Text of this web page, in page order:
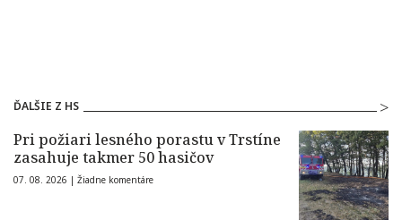
ĎALŠIE Z HS
Pri požiari lesného porastu v Trstíne
zasahuje takmer 50 hasičov
07. 08. 2026 | Žiadne komentáre